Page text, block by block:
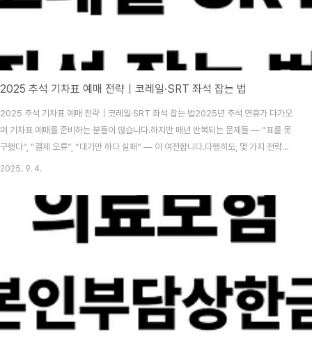
2025 추석 기차표 예매 전략｜코레일·SRT 좌석 잡는 법
2025 추석 기차표 예매 전략｜코레일·SRT 좌석 잡는 법2025년 추석 연휴가 다가오
며 기차표 예매를 준비하는 분들이 많습니다.하지만 매년 반복되는 문제들 — “표를 못
구했다”, “결제 오류”, “대기만 하다 실패” — 이 여전합니다.다행히도, 몇 가지 전략만
미리 세워두면 원하는 좌석 확보는 충분히 가능합니다.아래에서 코레일·SRT 공통으로
매 일정결제 마감코레일9월 15일 ~ 18일우선예매: 9월 24일 자정SRT9월 8일 ~ 11
일(목)구간별 상이 (SRT 공지 확인)❓ Q&A: 추석 기차표 예매 핵심 질문Q1. 예매 성공
확률을 높이는 방법은?A. 예매 10분 전부터 로그인, 본인인증, 경로 저장 등을 완..
2025. 9. 4.